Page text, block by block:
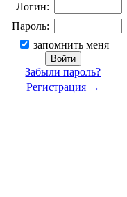
Логин:
Пароль:
запомнить меня
Забыли пароль?
Регистрация →